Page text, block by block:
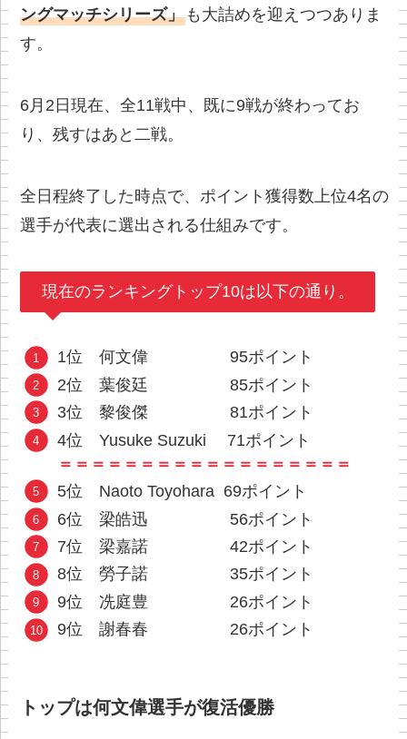
ングマッチシリーズ」 も大詰めを迎えつつありま
す。
6月2日現在、全11戦中、既に9戦が終わってお
り、残すはあと二戦。
全日程終了した時点で、ポイント獲得数上位4名の
選手が代表に選出される仕組みです。
現在のランキングトップ10は以下の通り。
1位 何文偉 95ポイント
2位 葉俊廷 85ポイント
3位 黎俊傑 81ポイント
4位 Yusuke Suzuki 71ポイント
＝＝＝＝＝＝＝＝＝＝＝＝＝＝＝＝＝＝
5位 Naoto Toyohara 69ポイント
6位 梁皓迅 56ポイント
7位 梁嘉諾 42ポイント
8位 勞子諾 35ポイント
9位 冼庭豊 26ポイント
9位 謝春春 26ポイント
トップは何文偉選手が復活優勝